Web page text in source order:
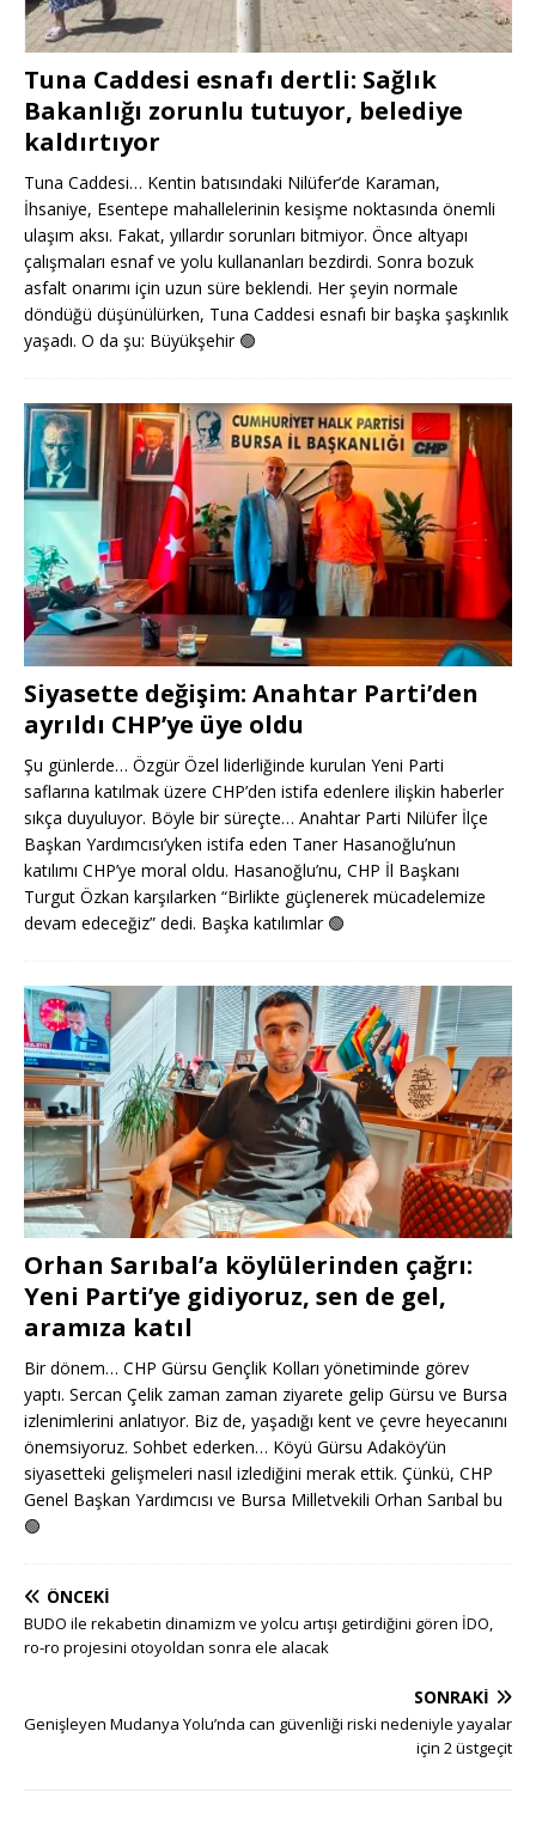
Tuna Caddesi esnafı dertli: Sağlık
Bakanlığı zorunlu tutuyor, belediye
kaldırtıyor
Tuna Caddesi… Kentin batısındaki Nilüfer’de Karaman,
İhsaniye, Esentepe mahallelerinin kesişme noktasında önemli
ulaşım aksı. Fakat, yıllardır sorunları bitmiyor. Önce altyapı
çalışmaları esnaf ve yolu kullananları bezdirdi. Sonra bozuk
asfalt onarımı için uzun süre beklendi. Her şeyin normale
döndüğü düşünülürken, Tuna Caddesi esnafı bir başka şaşkınlık
yaşadı. O da şu: Büyükşehir 🟢
Siyasette değişim: Anahtar Parti’den
ayrıldı CHP’ye üye oldu
Şu günlerde… Özgür Özel liderliğinde kurulan Yeni Parti
saflarına katılmak üzere CHP’den istifa edenlere ilişkin haberler
sıkça duyuluyor. Böyle bir süreçte… Anahtar Parti Nilüfer İlçe
Başkan Yardımcısı’yken istifa eden Taner Hasanoğlu’nun
katılımı CHP’ye moral oldu. Hasanoğlu’nu, CHP İl Başkanı
Turgut Özkan karşılarken “Birlikte güçlenerek mücadelemize
devam edeceğiz” dedi. Başka katılımlar 🟢
Orhan Sarıbal’a köylülerinden çağrı:
Yeni Parti’ye gidiyoruz, sen de gel,
aramıza katıl
Bir dönem… CHP Gürsu Gençlik Kolları yönetiminde görev
yaptı. Sercan Çelik zaman zaman ziyarete gelip Gürsu ve Bursa
izlenimlerini anlatıyor. Biz de, yaşadığı kent ve çevre heyecanını
önemsiyoruz. Sohbet ederken… Köyü Gürsu Adaköy’ün
siyasetteki gelişmeleri nasıl izlediğini merak ettik. Çünkü, CHP
Genel Başkan Yardımcısı ve Bursa Milletvekili Orhan Sarıbal bu
🟢
ÖNCEKI
BUDO ile rekabetin dinamizm ve yolcu artışı getirdiğini gören İDO,
ro-ro projesini otoyoldan sonra ele alacak
SONRAKI
Genişleyen Mudanya Yolu’nda can güvenliği riski nedeniyle yayalar
için 2 üstgeçit